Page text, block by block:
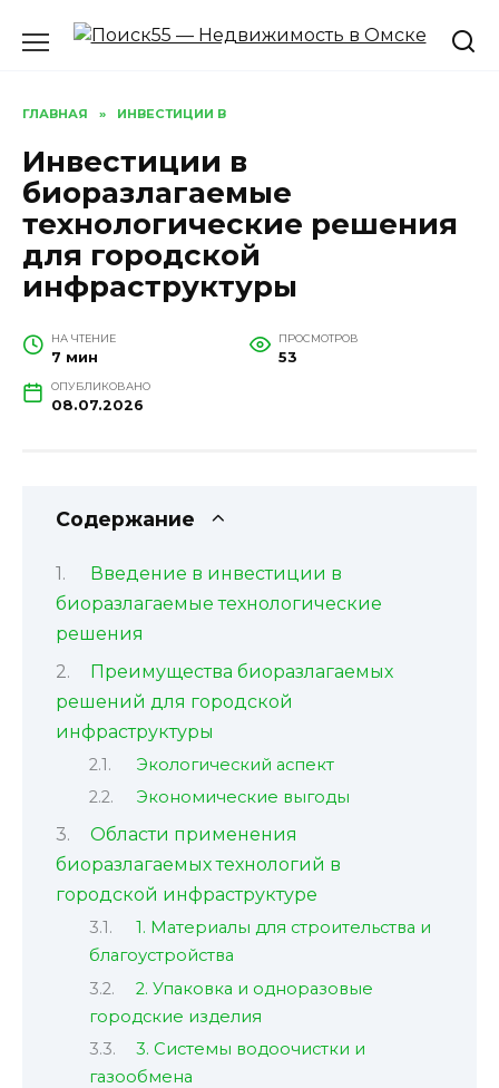
ГЛАВНАЯ » ИНВЕСТИЦИИ В
Инвестиции в
биоразлагаемые
технологические решения
для городской
инфраструктуры
НА ЧТЕНИЕ
7 мин
ПРОСМОТРОВ
53
ОПУБЛИКОВАНО
08.07.2026
Содержание
Введение в инвестиции в
биоразлагаемые технологические
решения
Преимущества биоразлагаемых
решений для городской
инфраструктуры
Экологический аспект
Экономические выгоды
Области применения
биоразлагаемых технологий в
городской инфраструктуре
1. Материалы для строительства и
благоустройства
2. Упаковка и одноразовые
городские изделия
3. Системы водоочистки и
газообмена